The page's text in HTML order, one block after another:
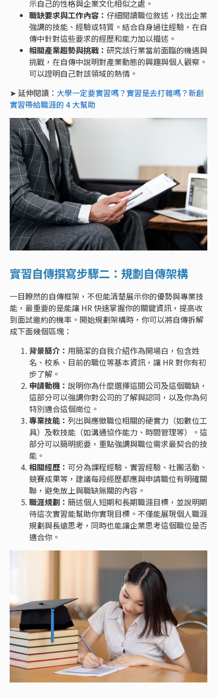
示自己的性格與企業文化相似之處。
職缺要求與工作內容： 仔細閱讀職位敘述，找出企業
強調的技能、經驗或特質。結合自身過往經驗，在自
傳中針對這些要求的經歷和能力加以描述。
相關產業趨勢與挑戰： 研究該行業當前面臨的機遇與
挑戰，在自傳中說明對產業動態的興趣與個人觀察。
可以證明自己對該領域的熱情。
➤ 延伸閱讀： 大學一定要實習嗎？實習是去打雜嗎？新創
實習帶給職涯的 4 大幫助
實習自傳撰寫步驟二：規劃自傳架構
一目瞭然的自傳框架，不但能清楚展示你的優勢與專業技
能，最重要的是能讓 HR 快速掌握你的關鍵資訊，提高收
到面試邀約的機率。開始規劃架構時，你可以將自傳拆解
成下面幾個區塊：
背景簡介： 用簡潔的自我介紹作為開場白，包含姓
名、校系、目前的職位等基本資訊，讓 HR 對你有初
步了解。
申請動機： 說明你為什麼選擇這間公司及這個職缺，
這部分可以強調你對公司的了解與認同，以及你為何
特別適合這個崗位。
專業技能： 列出與應徵職位相關的硬實力（如數位工
具）及軟技能（如溝通協作能力、時間管理等）。這
部分可以簡明扼要，重點強調與職位需求最契合的技
能。
相關經歷： 可分為課程經驗、實習經驗、社團活動、
競賽成果等，建議每段經歷都應與申請職位有明確關
聯，避免放上與職缺無關的內容。
職涯規劃： 簡述個人短期和長期職涯目標，並說明期
待這次實習能幫助你實現目標。不僅能展現個人職涯
規劃與長遠思考，同時也能讓企業思考這個職位是否
適合你。